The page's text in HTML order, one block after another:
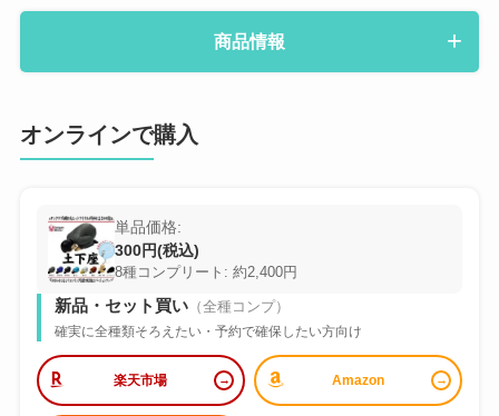
商品情報
オンラインで購入
単品価格:
300円(税込)
8種コンプリート: 約2,400円
新品・セット買い（全種コンプ）
確実に全種類そろえたい・予約で確保したい方向け
楽天市場 Amazon